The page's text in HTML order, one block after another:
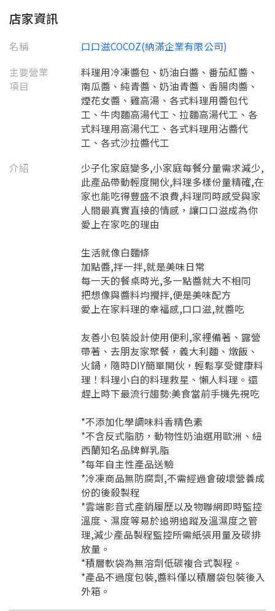
店家資訊
名稱
口口滋COCOZ(納滿企業有限公司)
主要營業
項目
料理用冷凍醬包、奶油白醬、番茄紅醬、
南瓜醬、純青醬、奶油青醬、香腸肉醬、
煙花女醬、雞高湯、各式料理用醬包代
工、牛肉麵高湯代工、拉麵高湯代工、各
式料理用高湯代工、各式料理用沾醬代
工、各式沙拉醬代工
介紹
少子化家庭變多,小家庭每餐分量需求減少,
此產品帶動輕度開伙,料理多樣份量精確,在
家也能吃得豐盛不浪費,料理同時感受與家
人間最真實直接的情感，讓口口滋成為你
愛上在家吃的理由
生活就像白麵條
加點醬,拌一拌,就是美味日常
每一天的餐桌時光,多一點醬就大不相同
把想像與醬料均攪拌,便是美味配方
愛上在家料理的幸福感,口口滋,就醬吃
友善小包裝設計使用便利,家裡備著、露營
帶著、去朋友家聚餐，義大利麵、燉飯、
火鍋，隨時DIY簡單開伙，輕鬆享受健康料
理！料理小白的料理救星、懶人料理。還
趕上時下最流行趨勢:美食當前手機先視吃
*不添加化學調味料香精色素
*不含反式脂肪，動物性奶油選用歐洲、紐
西蘭知名品牌鮮乳脂
*每年自主性產品送驗
*冷凍商品無防腐劑,不需經過會破壞營養成
份的後殺製程
*雲端影音式產銷履歷以及物聯網即時監控
溫度、濕度等易於追朔追蹤及溫濕度之管
理,減少產品製程監控所需紙張用量及碳排
放量。
*積層軟袋為無溶劑低碳複合式製程。
*產品不過度包裝,醬料僅以積層袋包裝後入
外箱。
要註冊嗎？
嗨~這個 LINE 帳號還沒有註冊過，
只要驗證手機號碼就能完成註冊。
您要繼續嗎？
返回 繼續註冊
請加入LINE好友
請掃描或點擊 QR code
加入「嘉義優鮮」LINE 好友，
才能繼續註冊喔。
返回 繼續註冊
註冊完成
註冊完成了！
開始填寫申請資料吧~
填寫申請資料
返回首頁
訊息
確認
要申請新產品嗎？
您的申請資料正在等候審查中，
要申請新產品嗎？
查看申請進度 申請新產品
返回首頁
要看申請秘笈嗎？
看看申請教學吧！
如果你已經準備好了，
點擊「直接申請」按鈕開始填寫申請表。
直接申請 看密笈
返回首頁